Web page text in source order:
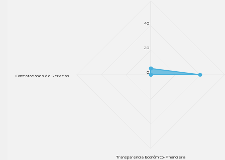
Transparencia Económico-Financiera
Contrataciones de Servicios
0
20
40